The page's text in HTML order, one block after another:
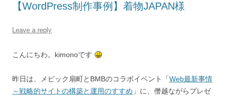
【WordPress制作事例】着物JAPAN様
Leave a reply
こんにちわ。kimonoです
昨日は、メビック扇町とBMBのコラボイベント「Web最新事情
～戦略的サイトの構築と運用のすすめ 」に、僭越ながらプレゼ